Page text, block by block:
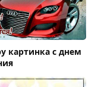
картинка с днем